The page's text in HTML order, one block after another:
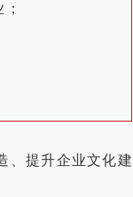
、提升企业文化建